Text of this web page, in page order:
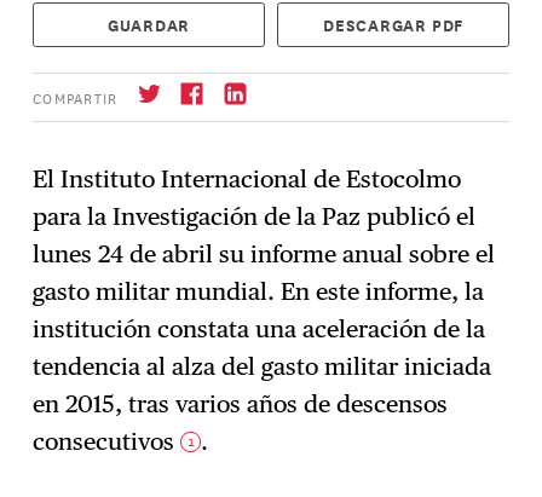
GUARDAR DESCARGAR PDF
COMPARTIR
→ Suscríbase
El Instituto Internacional de Estocolmo
para la Investigación de la Paz publicó el
lunes 24 de abril su informe anual sobre el
gasto militar mundial. En este informe, la
institución constata una aceleración de la
tendencia al alza del gasto militar iniciada
en 2015, tras varios años de descensos
consecutivos 1 .